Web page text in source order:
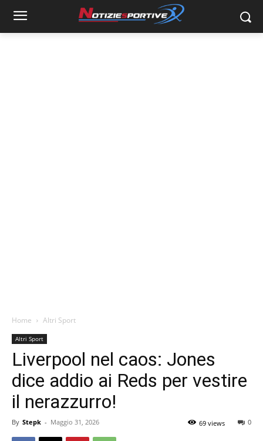
Home Altri Sport
Altri Sport
Liverpool nel caos: Jones
dice addio ai Reds per vestire
il nerazzurro!
By Stepk - Maggio 31, 2026 0
69 views